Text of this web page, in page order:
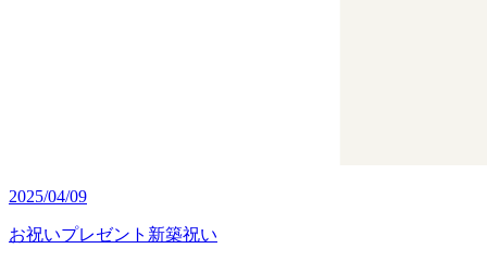
2025/04/09
お祝いプレゼント 新築祝い